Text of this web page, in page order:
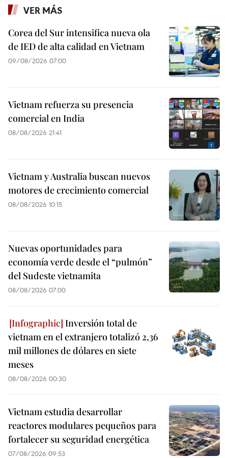
VER MÁS
Corea del Sur intensifica nueva ola
de IED de alta calidad en Vietnam
09/08/2026 07:00
Vietnam refuerza su presencia
comercial en India
08/08/2026 21:41
Vietnam y Australia buscan nuevos
motores de crecimiento comercial
08/08/2026 10:15
Nuevas oportunidades para
economía verde desde el “pulmón”
del Sudeste vietnamita
08/08/2026 07:00
Inversión total de
vietnam en el extranjero totalizó 2,36
mil millones de dólares en siete
meses
08/08/2026 00:30
Vietnam estudia desarrollar
reactores modulares pequeños para
fortalecer su seguridad energética
07/08/2026 09:53